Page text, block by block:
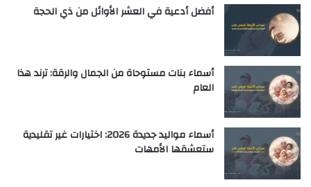
أفضل أدعية في العشر الأوائل من ذي الحجة
أسماء بنات مستوحاة من الجمال والرقة: ترند هذا
العام
أسماء مواليد جديدة 2026: اختيارات غير تقليدية
ستعشقها الأمهات